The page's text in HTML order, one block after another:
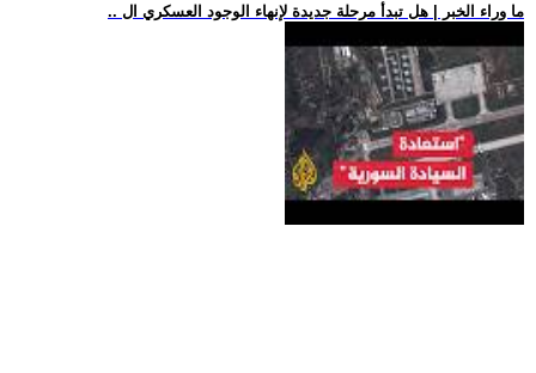
.. ما وراء الخبر | هل تبدأ مرحلة جديدة لإنهاء الوجود العسكري ال